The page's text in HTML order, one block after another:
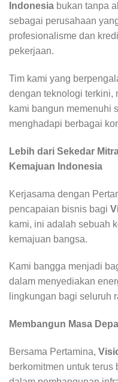
Indonesia bukan tanpa
sebagai perusahaan
profesionalisme dan
pekerjaan.
Tim kami yang
dengan teknologi terkini,
kami bangun memenuhi
menghadapi berbagai
Lebih dari Sekedar
Kemajuan Indonesia
Kerjasama dengan
pencapaian bisnis bagi
kami, ini adalah sebuah
kemajuan bangsa.
Kami bangga menjadi
dalam menyediakan
lingkungan bagi seluruh
Membangun Masa
Bersama Pertamina,
berkomitmen untuk